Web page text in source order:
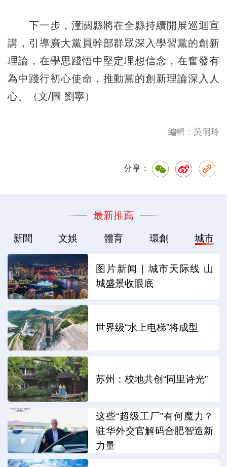
下一步，潼關縣將在全縣持續開展巡迴宣
講，引導廣大黨員幹部群眾深入學習黨的創新
理論，在學思踐悟中堅定理想信念，在奮發有
為中踐行初心使命，推動黨的創新理論深入人
心。（文/圖 劉寧）
編輯：吳明玲
分享：
最新推薦
新聞 文娛 體育 環創 城市
图片新闻｜城市天际线 山
城盛景收眼底
世界级“水上电梯”将成型
苏州：校地共创“同里诗光”
这些“超级工厂”有何魔力？
驻华外交官解码合肥智造新
力量